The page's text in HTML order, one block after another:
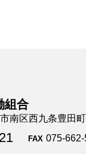
組合
南区西九条豊田
FAX 075-